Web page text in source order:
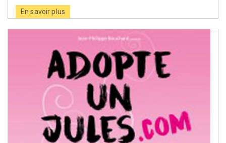
En savoir plus